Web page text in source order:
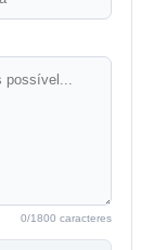
0/1800 caracteres